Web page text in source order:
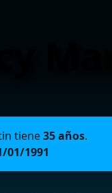
tiene35 años.
01/1991